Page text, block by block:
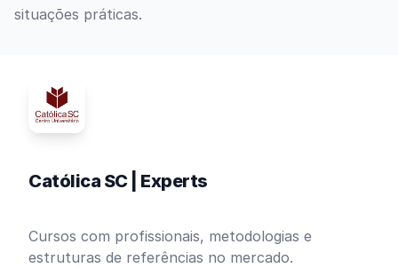
situações práticas.
Católica SC | Experts
Cursos com profissionais, metodologias e
estruturas de referências no mercado.